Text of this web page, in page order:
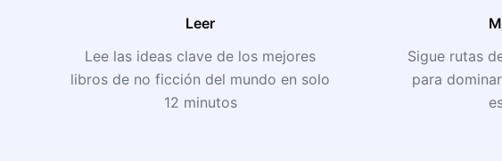
Leer
Lee las ideas clave de los mejores
libros de no ficción del mundo en solo
12 minutos
Sigue rutas
para